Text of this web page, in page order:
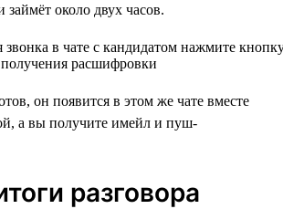
займёт около двух часов.
он появится в этом же чате вместе
а вы получите имейл и пуш-
разговора